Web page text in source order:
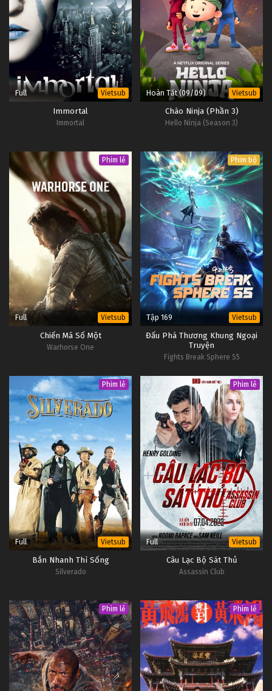
Full Vietsub
Immortal
Immortal
Hoàn Tất (09/09) Vietsub
Chào Ninja (Phần 3)
Hello Ninja (Season 3)
Phim lẻ
Full Vietsub
Chiến Mã Số Một
Warhorse One
Phim bộ
Tập 169 Vietsub
Đấu Phá Thương Khung Ngoại
Truyện
Fights Break Sphere S5
Phim lẻ
Full Vietsub
Bắn Nhanh Thì Sống
Silverado
Phim lẻ
Full Vietsub
Câu Lạc Bộ Sát Thủ
Assassin Club
Phim lẻ Phim lẻ